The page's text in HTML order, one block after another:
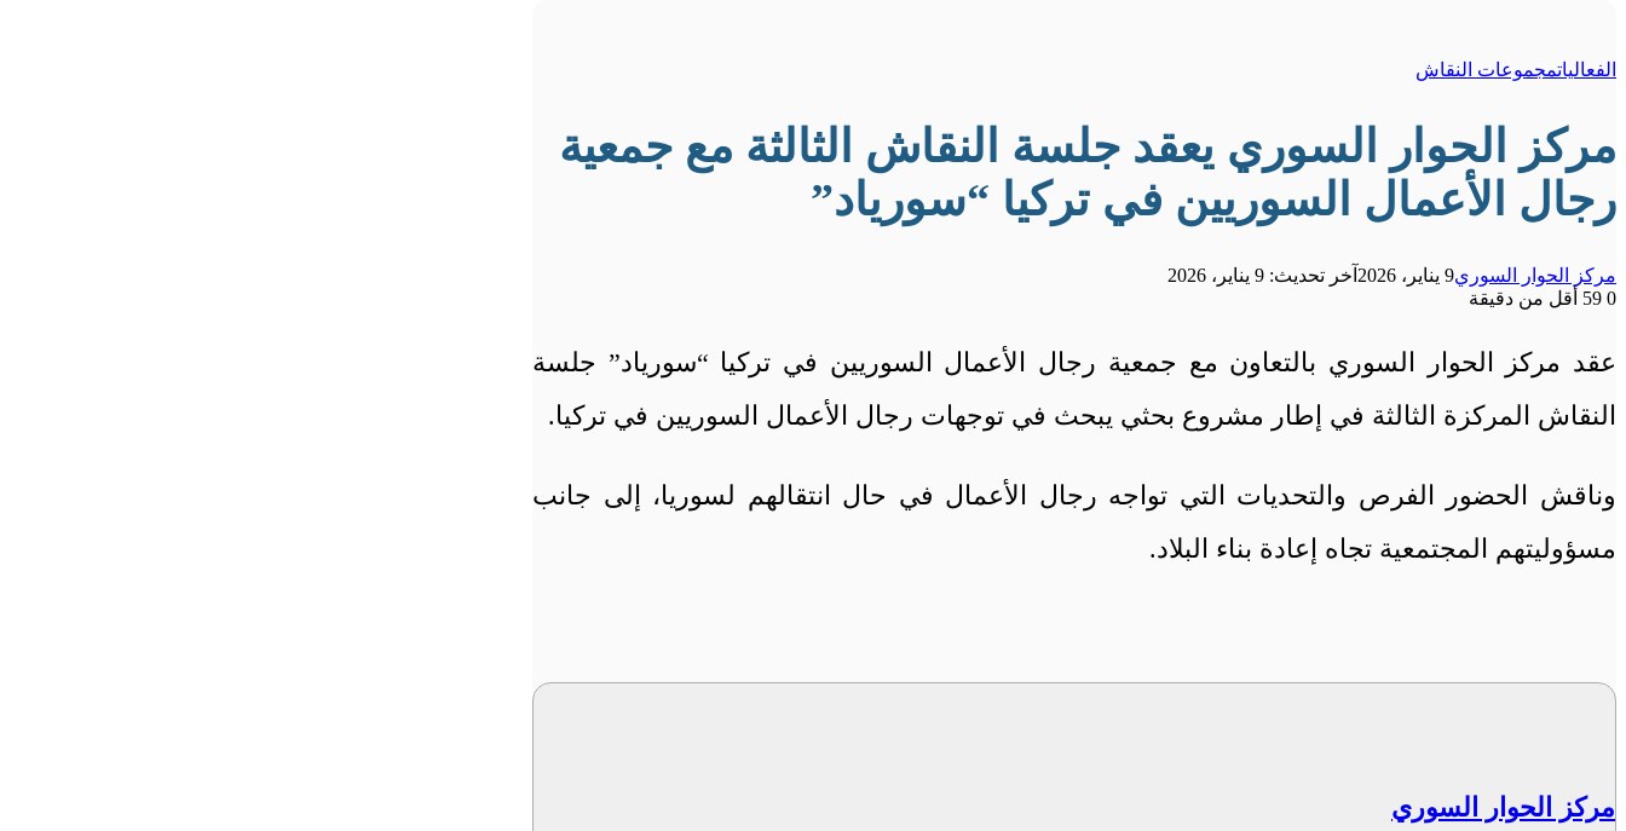
الفعالياتمجموعات النقاش
مركز الحوار السوري يعقد جلسة النقاش الثالثة مع جمعية
رجال الأعمال السوريين في تركيا “سورياد”
مركز الحوار السوري9 يناير، 2026
آخر تحديث: 9 يناير، 2026
0
أقل من دقيقة
عقد مركز الحوار السوري بالتعاون مع جمعية رجال الأعمال السوريين في تركيا “سورياد” جلسة
النقاش المركزة الثالثة في إطار مشروع بحثي يبحث في توجهات رجال الأعمال السوريين في تركيا.
وناقش الحضور الفرص والتحديات التي تواجه رجال الأعمال في حال انتقالهم لسوريا، إلى جانب
مسؤوليتهم المجتمعية تجاه إعادة بناء البلاد.
مركز الحوار السوري